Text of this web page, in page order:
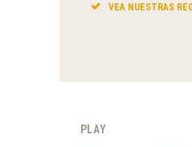
VEA NUESTRAS
PLAY